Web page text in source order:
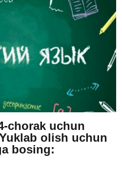
chorak uchun
olish uchun
bosing: